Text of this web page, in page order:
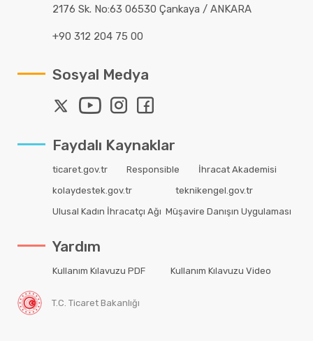
2176 Sk. No:63 06530 Çankaya / ANKARA
+90 312 204 75 00
Sosyal Medya
Faydalı Kaynaklar
ticaret.gov.tr Responsible
İhracat Akademisi
kolaydestek.gov.tr
teknikengel.gov.tr
Ulusal Kadın İhracatçı Ağı Müşavire Danışın Uygulaması
Yardım
Kullanım Kılavuzu PDF Kullanım Kılavuzu Video
T.C. Ticaret Bakanlığı